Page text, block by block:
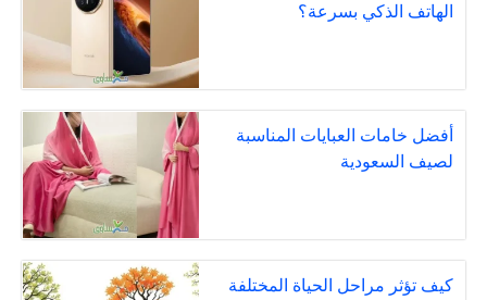
الهاتف الذكي بسرعة؟
أفضل خامات العبايات المناسبة
لصيف السعودية
كيف تؤثر مراحل الحياة المختلفة